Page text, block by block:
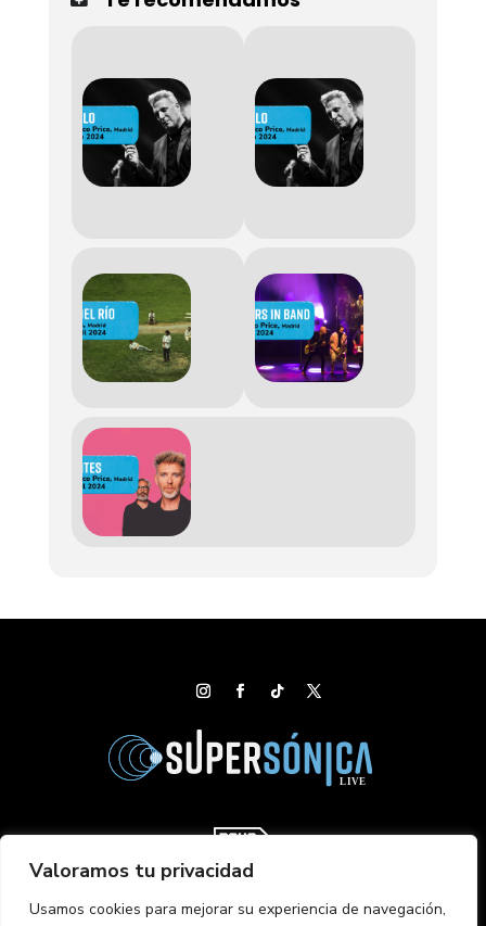
Valoramos tu privacidad
Usamos cookies para mejorar su experiencia de navegación,
2024
8:30
PM -
MAYO
4,
2024
8:30
PM -
MAYO
3,
ABRIL
2024
9:00
PM -
11:00
ABRIL
13,
2024
8:30
PM -
12:00
12:00 AM